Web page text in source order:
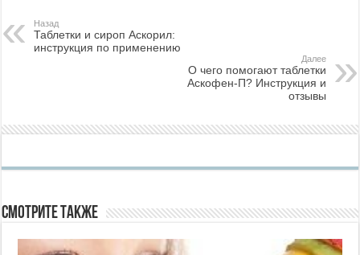
Назад
Таблетки и сироп Аскорил:
инструкция по применению
Далее
О чего помогают таблетки
Аскофен-П? Инструкция и
отзывы
Смотрите также